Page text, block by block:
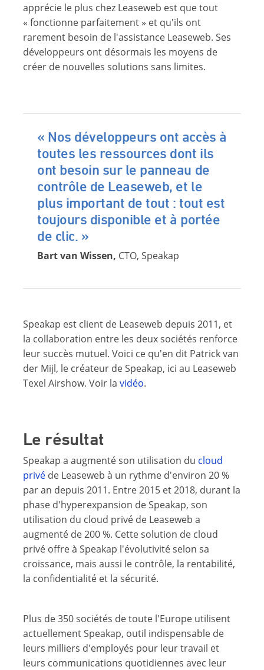
apprécie le plus chez Leaseweb est que tout
« fonctionne parfaitement » et qu'ils ont
rarement besoin de l'assistance Leaseweb. Ses
développeurs ont désormais les moyens de
créer de nouvelles solutions sans limites.
« Nos développeurs ont accès à
toutes les ressources dont ils
ont besoin sur le panneau de
contrôle de Leaseweb, et le
plus important de tout : tout est
toujours disponible et à portée
de clic. »
Bart van Wissen, CTO, Speakap
Speakap est client de Leaseweb depuis 2011, et
la collaboration entre les deux sociétés renforce
leur succès mutuel. Voici ce qu'en dit Patrick van
der Mijl, le créateur de Speakap, ici au Leaseweb
Texel Airshow. Voir la vidéo.
Le résultat
Speakap a augmenté son utilisation du cloud
privé de Leaseweb à un rythme d'environ 20 %
par an depuis 2011. Entre 2015 et 2018, durant la
phase d'hyperexpansion de Speakap, son
utilisation du cloud privé de Leaseweb a
augmenté de 200 %. Cette solution de cloud
privé offre à Speakap l'évolutivité selon sa
croissance, mais aussi le contrôle, la rentabilité,
la confidentialité et la sécurité.
Plus de 350 sociétés de toute l'Europe utilisent
actuellement Speakap, outil indispensable de
leurs milliers d'employés pour leur travail et
leurs communications quotidiennes avec leur